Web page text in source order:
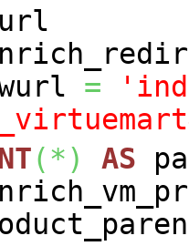
=
(*) AS